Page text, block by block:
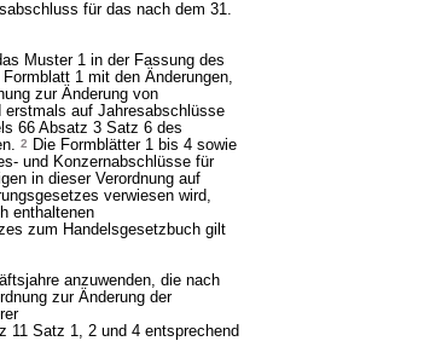
für das nach dem 31.
Muster 1 in der Fassung des
1 mit den Änderungen,
zur Änderung von
erstmals auf Jahresabschlüsse
66 Absatz 3 Satz 6 des
2
Die Formblätter 1 bis 4 sowie
und Konzernabschlüsse für
in dieser Verordnung auf
verwiesen wird,
enthaltenen
zum Handelsgesetzbuch gilt
anzuwenden, die nach
zur Änderung der
11 Satz 1, 2 und 4 entsprechend